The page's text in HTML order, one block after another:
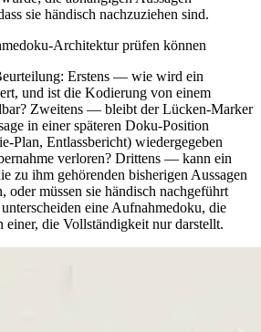
sie händisch nachzuziehen sind.
Architektur prüfen können
Erstens — wie wird ein
und ist die Kodierung von einem
Zweitens — bleibt der Lücken-Marker
in einer späteren Doku-Position
Plan, Entlassbericht) wiedergegeben
verloren? Drittens — kann ein
zu ihm gehörenden bisherigen Aussagen
oder müssen sie händisch nachgeführt
eine Aufnahmedoku, die
die Vollständigkeit nur darstellt.